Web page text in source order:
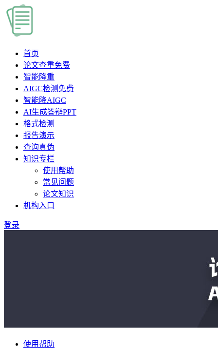
首页
论文查重免费
智能降重
AIGC检测 免费
智能降AIGC
AI生成答辩PPT
格式检测
报告演示
查询真伪
知识专栏
使用帮助
常见问题
论文知识
机构入口
登录
使用帮助